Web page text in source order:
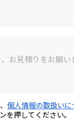
個人情報の取扱いに
を押してください。